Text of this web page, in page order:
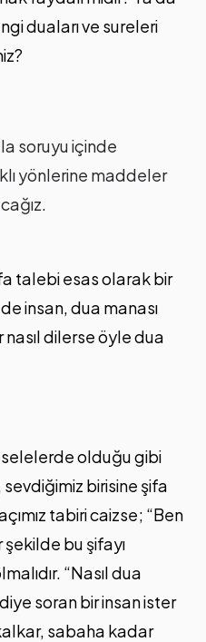
duaları ve sureleri
soruyu içinde
yönlerine maddeler
talebi esas olarak bir
insan, dua manası
nasıl dilerse öyle dua
olduğu gibi
sevdiğimiz birisine şifa
tabiri caizse; “Ben
bu şifayı
“Nasıl dua
soran bir insan ister
sabaha kadar